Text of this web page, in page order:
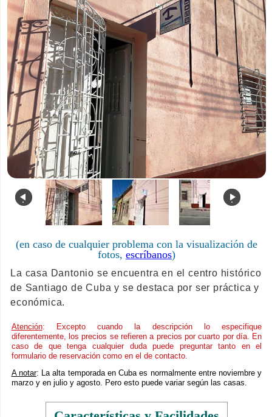
. .
(en caso de cualquier problema con la visualización de
fotos, escríbanos)
La casa Dantonio se encuentra en el centro histórico
de Santiago de Cuba y se destaca por ser práctica y
económica.
Atención: Excepto cuando la descripción lo especifique
diferentemente, los precios se refieren a precios por cuarto por día. En
caso de que tenga cualquier duda puede preguntar tanto en el
formulario de reservación como en el de contacto.
A notar: La alta temporada en Cuba es normalmente entre noviembre y
marzo y en julio y agosto. Pero esto puede variar según las casas.